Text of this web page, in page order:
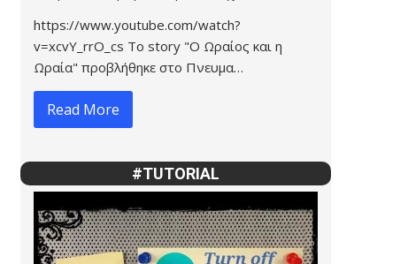
https://www.youtube.com/watch?
v=xcvY_rrO_cs Το story "Ο Ωραίος και η
Ωραία" προβλήθηκε στο Πνευμα…
Read More
#TUTORIAL